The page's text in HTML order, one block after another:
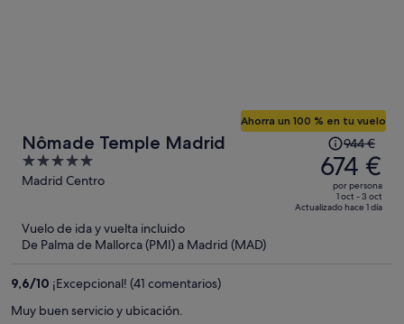
Nômade Temple Madrid
5
out
Madrid Centro
Ahorra un 100 % en tu vuelo
El
precio
era
de
944 €,
944 €
674 €
por persona
1 oct - 3 oct
Actualizado hace 1 día
Vuelo de ida y vuelta incluido
De Palma de Mallorca (PMI) a Madrid (MAD)
9,6/10 ¡Excepcional! (41 comentarios)
Muy buen servicio y ubicación.